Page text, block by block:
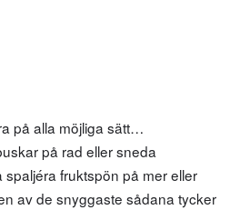
på alla möjliga sätt…
på rad eller sneda
fruktspön på mer eller
av de snyggaste sådana tycker